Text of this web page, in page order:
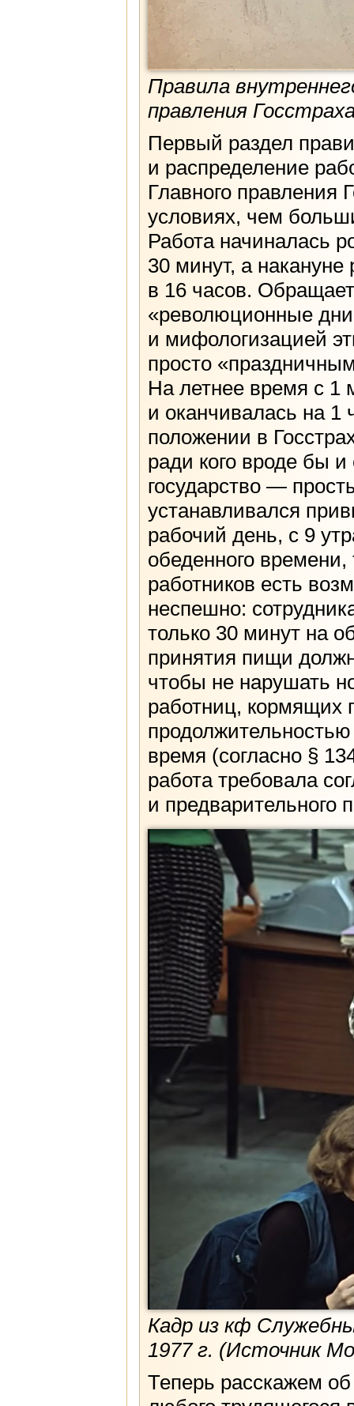
Правила
правления
Первый раздел
и распределение
Главного правления
условиях, чем
Работа начиналась
30 минут, а
в 16 часов.
«революционные
и мифологизацией
просто
На летнее время с 1
и оканчивалась на 1
положении в
ради кого вроде бы
государство —
устанавливался
рабочий день, с 9
обеденного
работников есть
неспешно:
только 30 минут на
принятия пищи
чтобы не нарушать
работниц, кормящих
время (согласно §
работа требовала
и предварительного
Кадр из кф
1977 г. (Источник
Теперь расскажем